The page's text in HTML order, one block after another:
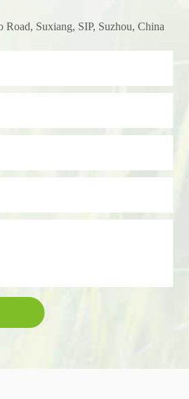
Road, Suxiang, SIP, Suzhou, China